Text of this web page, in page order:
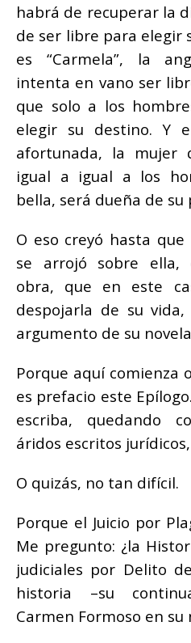
habrá de recuperar la
de ser libre para elegir
es “Carmela”, la
intenta en vano ser
que solo a los
elegir su destino. Y
afortunada, la mujer
igual a igual a los
bella, será dueña de
O eso creyó hasta
se arrojó sobre ella,
obra, que en este
despojarla de su
argumento de su
Porque aquí comienza
es prefacio este
escriba, quedando
áridos escritos
O quizás, no tan difícil.
Porque el Juicio por
Me pregunto: ¿la
judiciales por Delito de
historia –su
Carmen Formoso en su